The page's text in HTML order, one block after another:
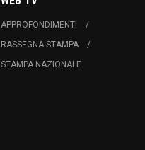
APPROFONDIMENTI
RASSEGNA STAMPA
STAMPA NAZIONALE